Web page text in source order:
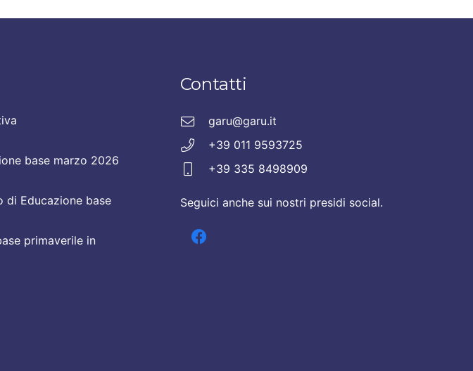
base marzo 2026
di Educazione base
primaverile in
Contatti
garu@garu.it
+39 011 9593725
+39 335 8498909
Seguici anche sui nostri presidi social.